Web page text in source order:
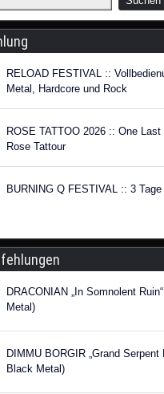
RELOAD FESTIVAL ::
Metal, Hardcore und Rock
ROSE TATTOO 2026 :: One
Rose Tattour
BURNING Q FESTIVAL :: 3
DRACONIAN „In Somnolent
Metal)
DIMMU BORGIR „Grand Serpent
Black Metal)